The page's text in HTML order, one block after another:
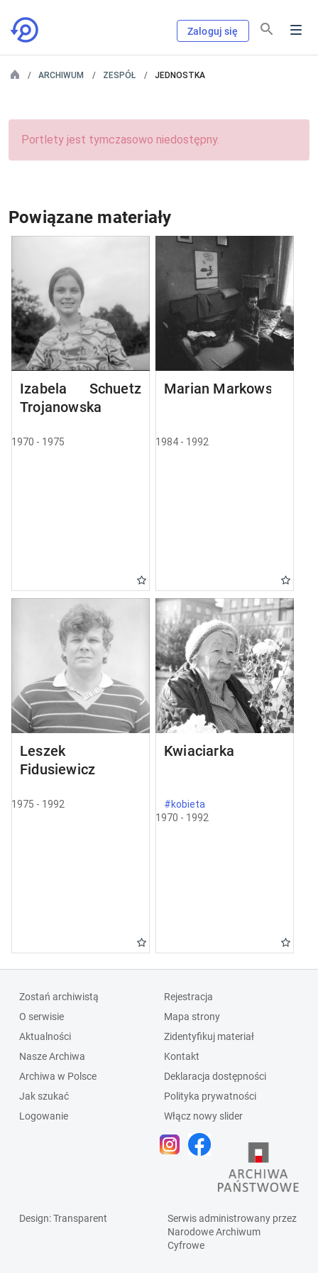
Zaloguj się
ARCHIWUM ZESPÓŁ JEDNOSTKA
Portlety jest tymczasowo niedostępny.
Powiązane materiały
Izabela Schuetz
Trojanowska
1970 - 1975
Marian Markowski
1984 - 1992
Leszek
Fidusiewicz
1975 - 1992
Kwiaciarka
#kobieta
1970 - 1992
Zostań archiwistą
O serwisie
Aktualności
Nasze Archiwa
Archiwa w Polsce
Jak szukać
Logowanie
Rejestracja
Mapa strony
Zidentyfikuj materiał
Kontakt
Deklaracja dostępności
Polityka prywatności
Włącz nowy slider
Design: Transparent
Serwis administrowany przez
Narodowe Archiwum
Cyfrowe